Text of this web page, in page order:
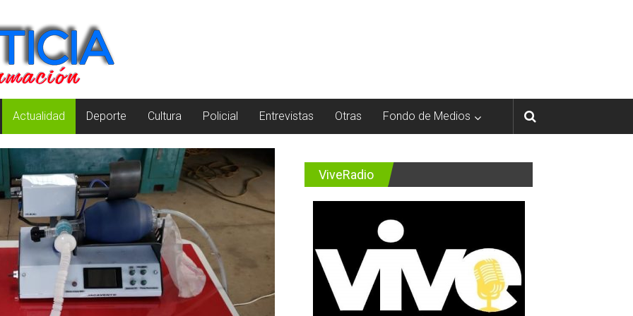
Actualidad Deporte Cultura Policial Entrevistas Otras Fondo de Medios
ViveRadio